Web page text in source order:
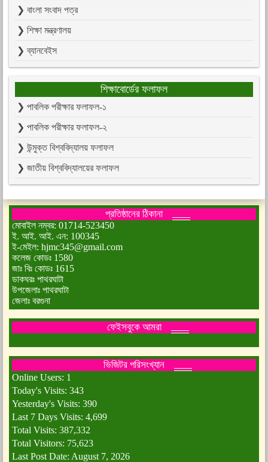
❯ বাংলা সংবাদ পত্র
❯ শিক্ষা মন্ত্রণালয়
❯ ব্যানবেইস
শিক্ষাবোর্ডের ফলাফল
❯ পাবলিক পরীক্ষার ফলাফল-১
❯ পাবলিক পরীক্ষার ফলাফল-২
❯ উন্মুক্ত বিশ্ববিদ্যালয় ফলাফল
❯ জাতীয় বিশ্ববিদ্যালয়ের ফলাফল
প্রতিষ্ঠানের ঠিকানা
মোবাইল নম্বর: 01714-523450
ই. আই. আই. এন: 100345
ই-মেইল: hjmc345@gmail.com
কলেজ কোডঃ 1580
জাঃ বিঃ কোডঃ 1615
ডাকঘরঃ পাথরঘাটা
উপজেলাঃ পাথরঘাটা
জেলাঃ বরগুনা
ফেইসবুকে আমরা
ভিজিটর পরিসংখ্যান
Online Users: 1
Today's Visits: 343
Yesterday's Visits: 390
Last 7 Days Visits: 4,699
Total Visits: 387,332
Total Visitors: 75,623
Last Post Date: August 7, 2026